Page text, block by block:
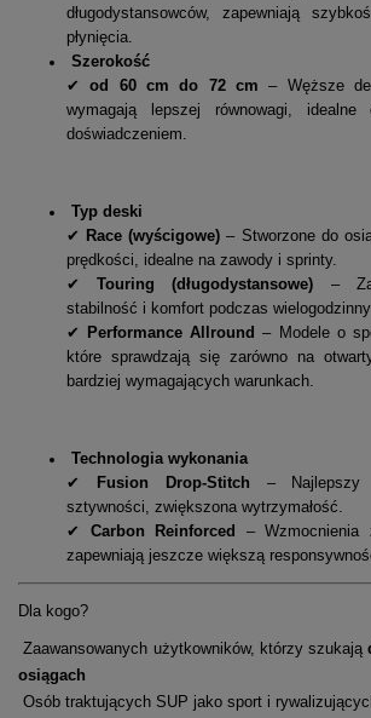
długodystansowców, zapewniają
płynięcia.
Szerokość
✔od 60 cm do 72 cm – Węższe
wymagają lepszej równowagi,
doświadczeniem.
Typ deski
✔ Race (wyścigowe) – Stworzone do
prędkości, idealne na zawody i sprinty.
✔Touring (długodystansowe) –
stabilność i komfort podczas
✔ Performance Allround – Modele o
które sprawdzają się zarówno na
bardziej wymagających warunkach.
Technologia wykonania
✔ Fusion Drop-Stitch – Najlepszy
sztywności, zwiększona wytrzymałość.
✔ Carbon Reinforced – Wzmocnienia
zapewniają jeszcze większą
Dla kogo?
Zaawansowanych użytkowników, którzy szukają
osiągach
Osób traktujących SUP jako sport i